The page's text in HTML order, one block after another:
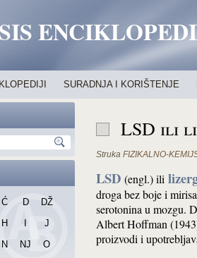
SURADNJA I KORIŠTENJE
Ć D
DŽ
H
J
N NJ
O
LSD ili
Struka FIZIKALNO-
LSD (engl.) ili
droga bez boje i
serotonina u mozgu.
Albert Hoffman
proizvodi i